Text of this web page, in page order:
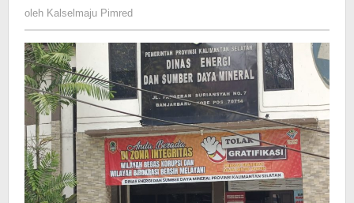
Kasus
Perizinan
Pertambangan
di
Tabalong
Kalselmaju
Pimred
oleh Kalselmaju Pimred